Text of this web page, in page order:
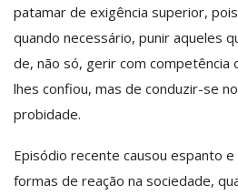
patamar de exigência superior,
quando necessário, punir aqueles
de, não só, gerir com competência
lhes confiou, mas de conduzir-se
probidade.
Episódio recente causou espanto
formas de reação na sociedade,